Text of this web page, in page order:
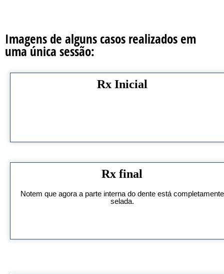
Imagens de alguns casos realizados em
uma única sessão:
Rx Inicial
Rx final
Notem que agora a parte interna do dente está completamente
selada.